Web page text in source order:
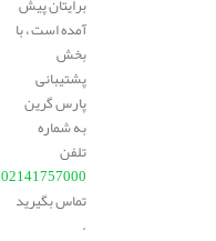
آمده است ، با
بخش
پشتیبانی
پارس گرین
به شماره
تلفن
02141757000
تماس بگیرید
.